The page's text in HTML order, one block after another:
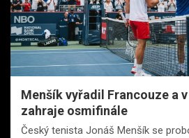
Menšík vyřadil Francouze a
zahraje osmifinále
Český tenista Jonáš Menšík se